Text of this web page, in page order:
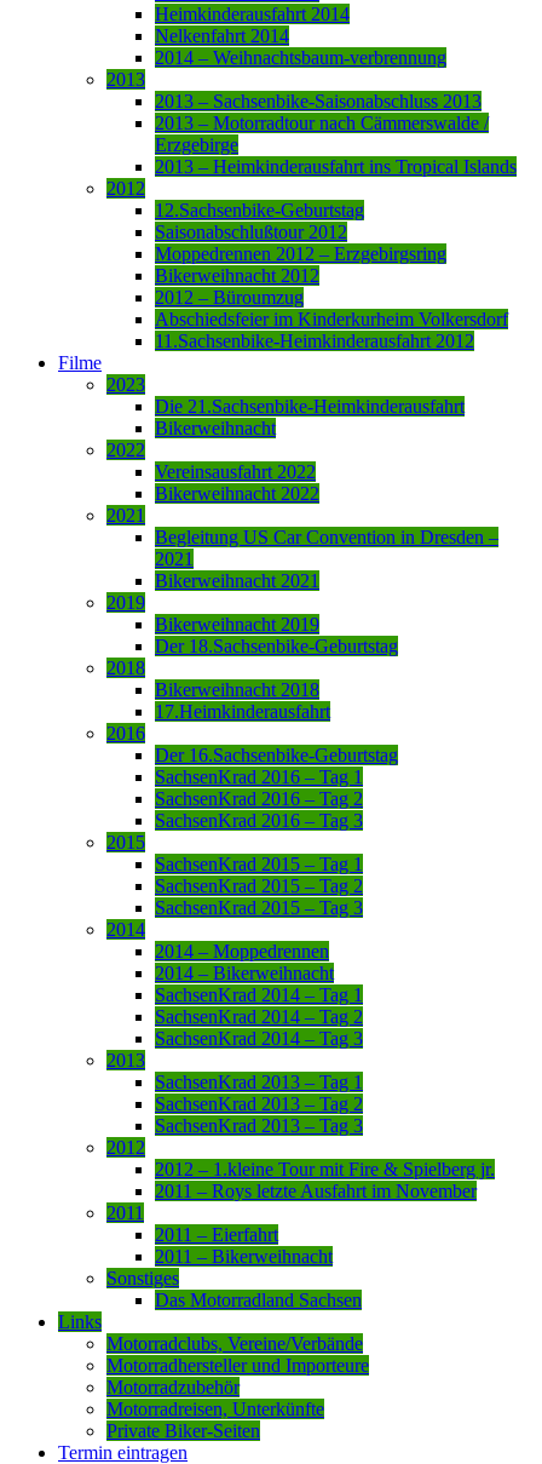
Heimkinderausfahrt 2014
Nelkenfahrt 2014
2014 – Weihnachtsbaum-verbrennung
2013
2013 – Sachsenbike-Saisonabschluss 2013
2013 – Motorradtour nach Cämmerswalde /
Erzgebirge
2013 – Heimkinderausfahrt ins Tropical Islands
2012
12.Sachsenbike-Geburtstag
Saisonabschlußtour 2012
Moppedrennen 2012 – Erzgebirgsring
Bikerweihnacht 2012
2012 – Büroumzug
Abschiedsfeier im Kinderkurheim Volkersdorf
11.Sachsenbike-Heimkinderausfahrt 2012
Filme
2023
Die 21.Sachsenbike-Heimkinderausfahrt
Bikerweihnacht
2022
Vereinsausfahrt 2022
Bikerweihnacht 2022
2021
Begleitung US Car Convention in Dresden –
2021
Bikerweihnacht 2021
2019
Bikerweihnacht 2019
Der 18.Sachsenbike-Geburtstag
2018
Bikerweihnacht 2018
17.Heimkinderausfahrt
2016
Der 16.Sachsenbike-Geburtstag
SachsenKrad 2016 – Tag 1
SachsenKrad 2016 – Tag 2
SachsenKrad 2016 – Tag 3
2015
SachsenKrad 2015 – Tag 1
SachsenKrad 2015 – Tag 2
SachsenKrad 2015 – Tag 3
2014
2014 – Moppedrennen
2014 – Bikerweihnacht
SachsenKrad 2014 – Tag 1
SachsenKrad 2014 – Tag 2
SachsenKrad 2014 – Tag 3
2013
SachsenKrad 2013 – Tag 1
SachsenKrad 2013 – Tag 2
SachsenKrad 2013 – Tag 3
2012
2012 – 1.kleine Tour mit Fire & Spielberg jr.
2011 – Roys letzte Ausfahrt im November
2011
2011 – Eierfahrt
2011 – Bikerweihnacht
Sonstiges
Das Motorradland Sachsen
Links
Motorradclubs, Vereine/Verbände
Motorradhersteller und Importeure
Motorradzubehör
Motorradreisen, Unterkünfte
Private Biker-Seiten
Termin eintragen